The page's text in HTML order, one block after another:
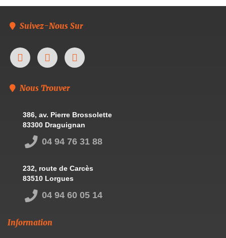
Suivez-Nous Sur
Nous Trouver
386, av. Pierre Brossolette
83300 Draguignan
04 94 76 31 88
232, route de Carcès
83510 Lorgues
04 94 60 05 14
Information